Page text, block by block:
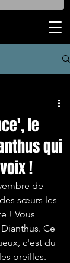
le
qui
!
sœurs les
! Vous
Ce
c'est du
oreilles.